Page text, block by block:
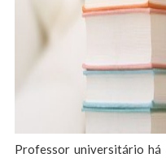
Professor universitário há